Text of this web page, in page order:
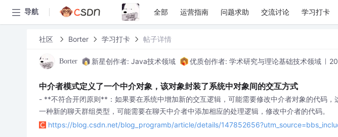
导航 全部 运营指南 问题求助 交流讨论 学习打卡
社区 Borter 学习打卡 帖子详情
Borter 新星创作者: Java技术领域 优质创作者: 学术研究与理论基础技术领域
中介者模式定义了一个中介对象，该对象封装了系统中对象间的交互方式
- **不符合开闭原则**：如果要在系统中增加新的交互逻辑，可能需要修改中介者对象的代码
一种新的聊天群组类型，可能需要在聊天中介者中添加相应的处理逻辑，修改中介者的代码。
https://blog.csdn.net/blog_programb/article/details/